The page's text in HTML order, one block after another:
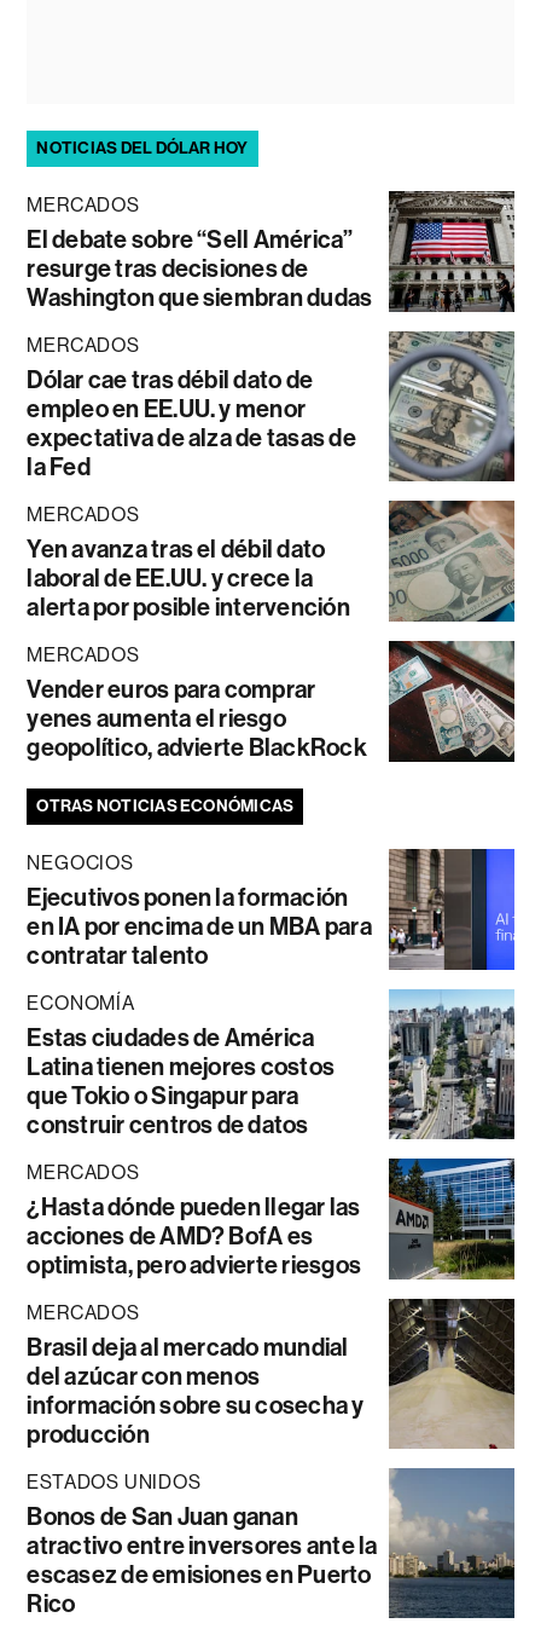
NOTICIAS DEL DÓLAR HOY
MERCADOS
El debate sobre “Sell América”
resurge tras decisiones de
Washington que siembran dudas
MERCADOS
Dólar cae tras débil dato de
empleo en EE.UU. y menor
expectativa de alza de tasas de
la Fed
MERCADOS
Yen avanza tras el débil dato
laboral de EE.UU. y crece la
alerta por posible intervención
MERCADOS
Vender euros para comprar
yenes aumenta el riesgo
geopolítico, advierte BlackRock
OTRAS NOTICIAS ECONÓMICAS
NEGOCIOS
Ejecutivos ponen la formación
en IA por encima de un MBA para
contratar talento
ECONOMÍA
Estas ciudades de América
Latina tienen mejores costos
que Tokio o Singapur para
construir centros de datos
MERCADOS
¿Hasta dónde pueden llegar las
acciones de AMD? BofA es
optimista, pero advierte riesgos
MERCADOS
Brasil deja al mercado mundial
del azúcar con menos
información sobre su cosecha y
producción
ESTADOS UNIDOS
Bonos de San Juan ganan
atractivo entre inversores ante la
escasez de emisiones en Puerto
Rico